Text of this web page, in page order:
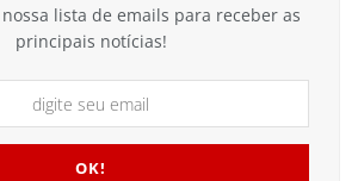
lista de emails para receber as
principais notícias!